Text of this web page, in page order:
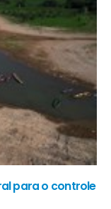
para o controle